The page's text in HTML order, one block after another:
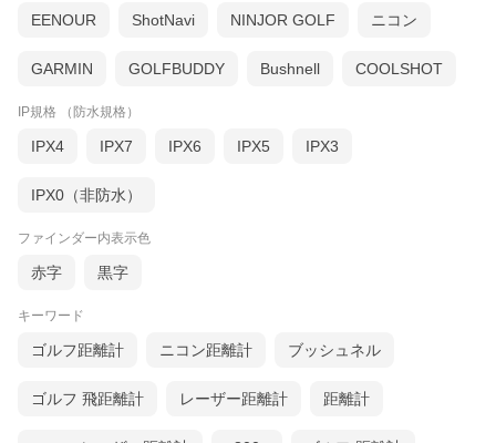
EENOUR ShotNavi NINJOR GOLF ニコン
GARMIN GOLFBUDDY Bushnell COOLSHOT
IP規格 （防水規格）
IPX4 IPX7 IPX6 IPX5 IPX3
IPX0（非防水）
ファインダー内表示色
赤字 黒字
キーワード
ゴルフ距離計 ニコン距離計 ブッシュネル
ゴルフ 飛距離計 レーザー距離計 距離計